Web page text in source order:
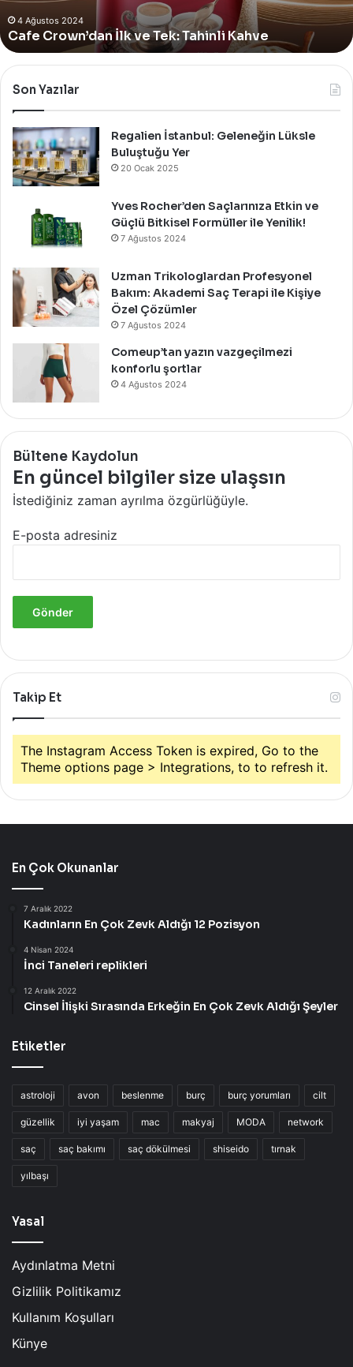
Pop-
Up
Mağazasını
Özel
Bir
Kutladı!
Summer Pop-Up Mağazasını Özel Bir Davet İle
Kutladı!
Son Yazılar
Regalien İstanbul: Geleneğin Lüksle
Buluştuğu Yer
20 Ocak 2025
Yves Rocher’den Saçlarınıza Etkin ve
Güçlü Bitkisel Formüller ile Yenilik!
7 Ağustos 2024
Uzman Trikologlardan Profesyonel
Bakım: Akademi Saç Terapi ile Kişiye
Özel Çözümler
7 Ağustos 2024
Comeup’tan yazın vazgeçilmezi
konforlu şortlar
4 Ağustos 2024
Bültene Kaydolun
En güncel bilgiler size ulaşsın
İstediğiniz zaman ayrılma özgürlüğüyle.
E-posta adresiniz
Takip Et
The Instagram Access Token is expired, Go to the
Theme options page > Integrations, to to refresh it.
En Çok Okunanlar
7 Aralık 2022
Kadınların En Çok Zevk Aldığı 12 Pozisyon
4 Nisan 2024
İnci Taneleri replikleri
12 Aralık 2022
Cinsel İlişki Sırasında Erkeğin En Çok Zevk Aldığı Şeyler
Etiketler
astroloji avon beslenme burç burç yorumları cilt
güzellik iyi yaşam mac makyaj MODA network
saç saç bakımı saç dökülmesi shiseido tırnak
yılbaşı
Yasal
Aydınlatma Metni
Gizlilik Politikamız
Kullanım Koşulları
Künye